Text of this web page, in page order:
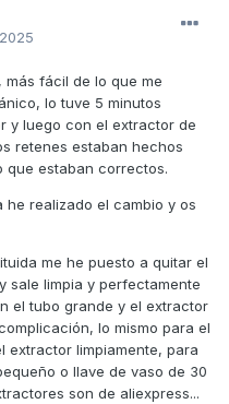
más fácil de lo que me
lo tuve 5 minutos
y luego con el extractor de
retenes estaban hechos
que estaban correctos.
realizado el cambio y os
me he puesto a quitar el
sale limpia y perfectamente
el tubo grande y el extractor
lo mismo para el
extractor limpiamente, para
o llave de vaso de 30
son de aliexpress...